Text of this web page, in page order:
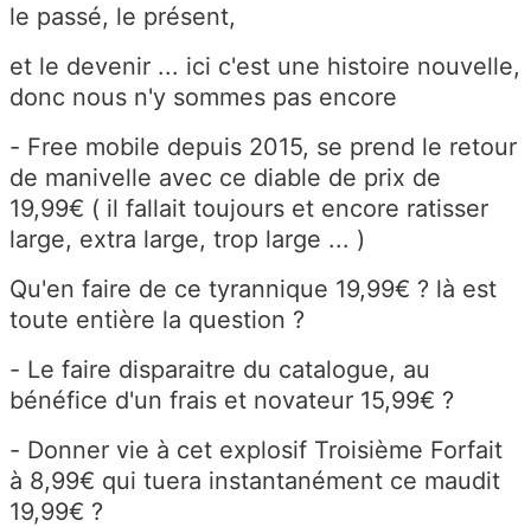
le passé, le présent,
et le devenir ... ici c'est une histoire nouvelle,
donc nous n'y sommes pas encore
- Free mobile depuis 2015, se prend le retour
de manivelle avec ce diable de prix de
19,99€ ( il fallait toujours et encore ratisser
large, extra large, trop large ... )
Qu'en faire de ce tyrannique 19,99€ ? là est
toute entière la question ?
- Le faire disparaitre du catalogue, au
bénéfice d'un frais et novateur 15,99€ ?
- Donner vie à cet explosif Troisième Forfait
à 8,99€ qui tuera instantanément ce maudit
19,99€ ?